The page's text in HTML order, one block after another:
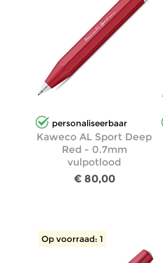
personaliseerbaar
Kaweco AL Sport Deep
Red - 0.7mm
vulpotlood
€ 80,00
Op voorraad: 1